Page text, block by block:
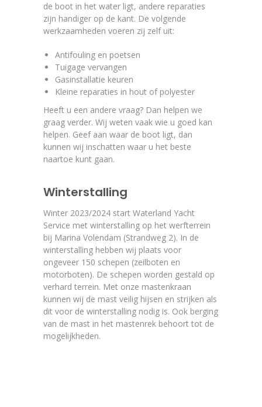
de boot in het water ligt, andere reparaties
zijn handiger op de kant. De volgende
werkzaamheden voeren zij zelf uit:
Antifouling en poetsen
Tuigage vervangen
Gasinstallatie keuren
Kleine reparaties in hout of polyester
Heeft u een andere vraag? Dan helpen we
graag verder. Wij weten vaak wie u goed kan
helpen. Geef aan waar de boot ligt, dan
kunnen wij inschatten waar u het beste
naartoe kunt gaan.
Winterstalling
Winter 2023/2024 start Waterland Yacht
Service met winterstalling op het werfterrein
bij Marina Volendam (Strandweg 2). In de
winterstalling hebben wij plaats voor
ongeveer 150 schepen (zeilboten en
motorboten). De schepen worden gestald op
verhard terrein. Met onze mastenkraan
kunnen wij de mast veilig hijsen en strijken als
dit voor de winterstalling nodig is. Ook berging
van de mast in het mastenrek behoort tot de
mogelijkheden.